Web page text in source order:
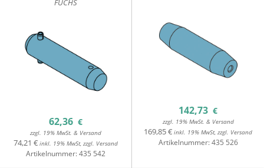
FUCHS
62,36 €
zzgl. 19% MwSt. & Versand
74,21 € inkl. 19% MwSt, zzgl. Versand
Artikelnummer:435 542
142,73 €
zzgl. 19% MwSt. & Versand
169,85 € inkl. 19% MwSt, zzgl. Versand
Artikelnummer:435 526